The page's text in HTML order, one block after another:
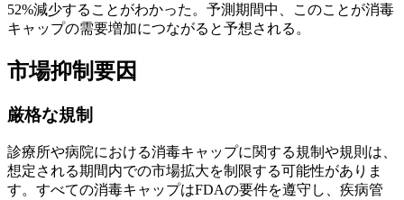
52%減少することがわかった。予測期間中、このことが消毒
キャップの需要増加につながると予想される。
市場抑制要因
厳格な規制
診療所や病院における消毒キャップに関する規制や規則は、
想定される期間内での市場拡大を制限する可能性がありま
す。すべての消毒キャップはFDAの要件を遵守し、疾病管